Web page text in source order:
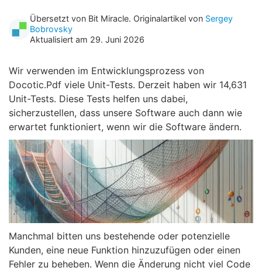
Übersetzt von Bit Miracle. Originalartikel von Sergey
Bobrovsky
Aktualisiert am 29. Juni 2026
Wir verwenden im Entwicklungsprozess von
Docotic.Pdf viele Unit-Tests. Derzeit haben wir 14,631
Unit-Tests. Diese Tests helfen uns dabei,
sicherzustellen, dass unsere Software auch dann wie
erwartet funktioniert, wenn wir die Software ändern.
Manchmal bitten uns bestehende oder potenzielle
Kunden, eine neue Funktion hinzuzufügen oder einen
Fehler zu beheben. Wenn die Änderung nicht viel Code